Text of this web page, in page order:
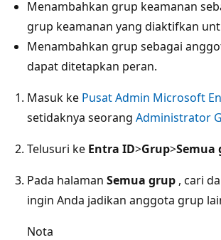
Menambahkan grup keamanan
grup keamanan yang diaktifkan
Menambahkan grup sebagai
dapat ditetapkan peran.
Masuk ke Pusat Admin Microsoft
setidaknya seorang Administrator
Telusuri ke Entra ID>Grup>Semua
Pada halaman Semua grup , cari
ingin Anda jadikan anggota grup
Nota